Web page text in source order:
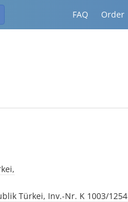
FAQ Order
Türkei, Inv.-Nr. K 1003/1254